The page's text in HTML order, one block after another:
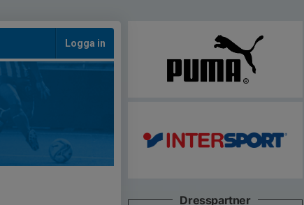
Logga in
Dresspartner